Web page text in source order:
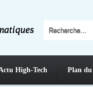
High-Tech Plan du